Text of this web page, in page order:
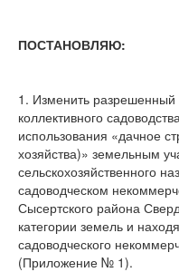
ПОСТАНОВЛЯЮ:
1. Изменить разрешенный
коллективного
использования «дачное
хозяйства)» земельным
сельскохозяйственного
садоводческом
Сысертского района
категории земель и
садоводческого
(Приложение № 1).